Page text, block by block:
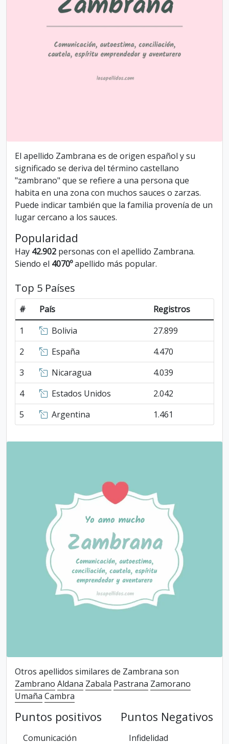
El apellido Zambrana es de origen español y su
significado se deriva del término castellano
"zambrano" que se refiere a una persona que
habita en una zona con muchos sauces o zarzas.
Puede indicar también que la familia provenía de un
lugar cercano a los sauces.
Popularidad
Hay 42.902 personas con el apellido Zambrana.
Siendo el 4070ºapellido más popular.
Top 5 Países
# País
Registros
1
Bolivia
27.899
2
España
4.470
3
Nicaragua
4.039
4
Estados Unidos
2.042
5
Argentina 1.461
Otros apellidos similares de Zambrana son
Zambrano Aldana Zabala Pastrana Zamorano
Umaña Cambra
Puntos positivos
Comunicación
Puntos Negativos
Infidelidad